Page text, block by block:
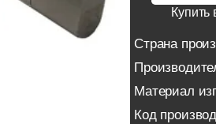
Купить
Страна
Материал
Код